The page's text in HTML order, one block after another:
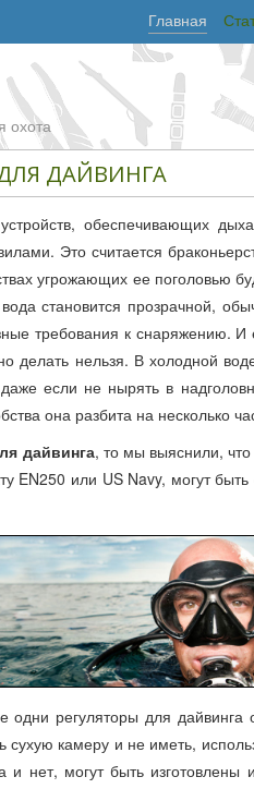
Главная
охота
ДАЙВИНГА
обеспечивающих
Это считается
угрожающих ее поголовью
становится прозрачной,
требования к снаряжению. И
делать нельзя. В холодной
если не нырять в
она разбита на несколько
дайвинга, то мы выяснили,
EN250 или US Navy, могут
регуляторы для дайвинга
камеру и не иметь,
и нет, могут быть